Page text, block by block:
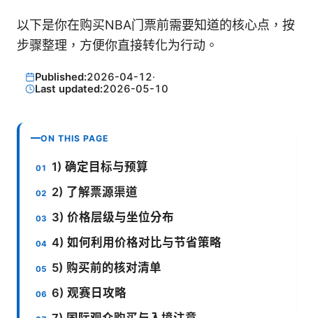
以下是你在购买NBA门票前需要知道的核心点，按
步骤整理，方便你直接转化为行动。
Published:2026-04-12·
Last updated:2026-05-10
ON THIS PAGE
1) 确定目标与预算
2) 了解票源渠道
3) 价格层级与坐位分布
4) 如何利用价格对比与节省策略
5) 购买前的核对清单
6) 观赛日攻略